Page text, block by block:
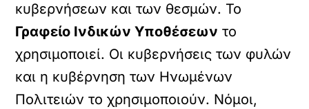
κυβερνήσεων και των θεσμών. Το
Γραφείο Ινδικών Υποθέσεων το
χρησιμοποιεί. Οι κυβερνήσεις των φυλών
και η κυβέρνηση των Ηνωμένων
Πολιτειών το χρησιμοποιούν. Νόμοι,